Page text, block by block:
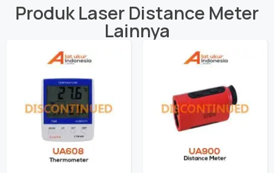
ProdukLaser Distance Meter
Lainnya